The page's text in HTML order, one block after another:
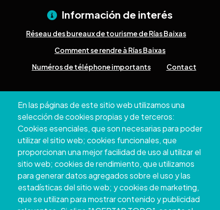
En las páginas de este sitio web utilizamos una
selección de cookies propias y de terceros:
Cookies esenciales, que son necesarias para poder
utilizar el sitio web; cookies funcionales, que
proporcionan una mejor facilidad de uso al utilizar el
sitio web; cookies de rendimiento, que utilizamos
para generar datos agregados sobre el uso y las
estadísticas del sitio web; y cookies de marketing,
que se utilizan para mostrar contenido y publicidad
Información de interés
Réseau des bureaux de tourisme de Rías Baixas
Comment se rendre à Rías Baixas
Numéros de téléphone importants
Contact
Pontevedra
+34 986 804 100 | +34 986 804 124